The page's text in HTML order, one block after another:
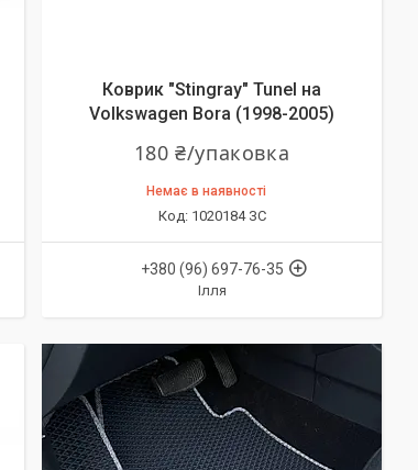
Коврик "Stingray" Tunel на
Volkswagen Bora (1998-2005)
180 ₴/упаковка
Немає в наявності
1020184 ЗС
+380 (96) 697-76-35
Ілля